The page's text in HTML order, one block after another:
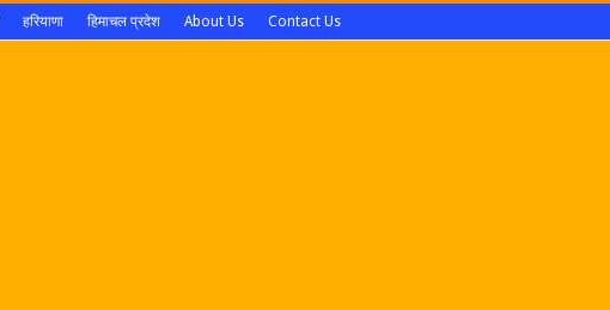
हरियाणा हिमाचल प्रदेश About Us Contact Us